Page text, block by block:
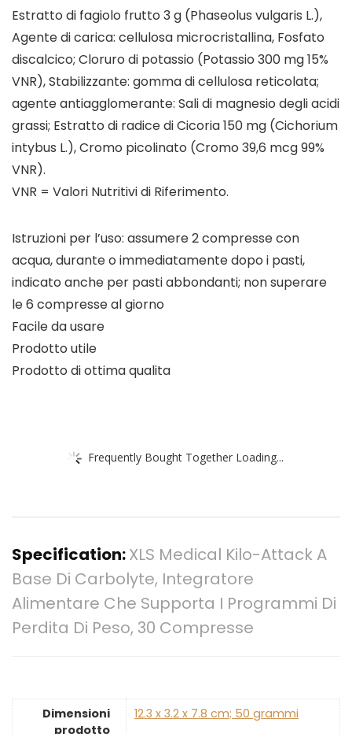
Estratto di fagiolo frutto 3 g (Phaseolus vulgaris L.),
Agente di carica: cellulosa microcristallina, Fosfato
discalcico; Cloruro di potassio (Potassio 300 mg 15%
VNR), Stabilizzante: gomma di cellulosa reticolata;
agente antiagglomerante: Sali di magnesio degli acidi
grassi; Estratto di radice di Cicoria 150 mg (Cichorium
intybus L.), Cromo picolinato (Cromo 39,6 mcg 99%
VNR).
VNR = Valori Nutritivi di Riferimento.
Istruzioni per l’uso: assumere 2 compresse con
acqua, durante o immediatamente dopo i pasti,
indicato anche per pasti abbondanti; non superare
le 6 compresse al giorno
Facile da usare
Prodotto utile
Prodotto di ottima qualita
Frequently Bought Together Loading...
Specification:XLS Medical Kilo-Attack A
Base Di Carbolyte, Integratore
Alimentare Che Supporta I Programmi Di
Perdita Di Peso, 30 Compresse
Dimensioni
prodotto
‎12.3 x 3.2 x 7.8 cm; 50 grammi